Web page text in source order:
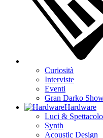
Curiosità
Interviste
Eventi
Gran Darko
Hardware
Luci & Spettacolo
Synth
Acoustic Design